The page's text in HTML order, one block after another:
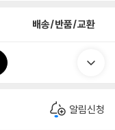
배송/반품/교환
알림신청